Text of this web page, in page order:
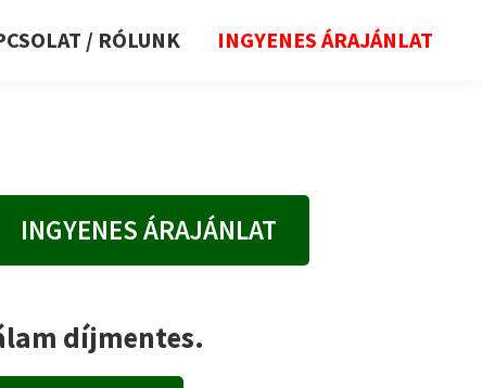
/ RÓLUNK INGYENES ÁRAJÁNLAT
INGYENES ÁRAJÁNLAT
díjmentes.